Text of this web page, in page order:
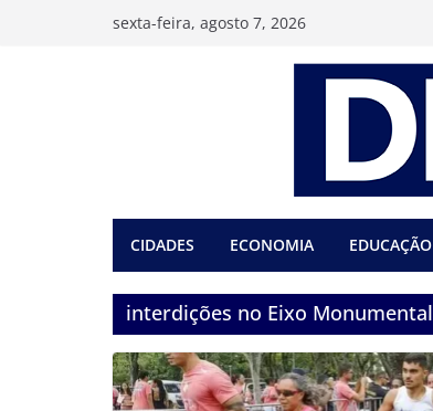
sexta-feira, agosto 7, 2026
CIDADES ECONOMIA EDUCAÇÃO
interdições no Eixo Monumental